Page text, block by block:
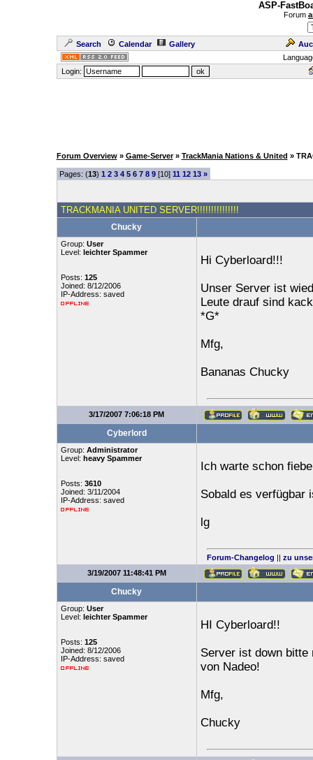
ASP-
Forum
Search Calendar Gallery
Login:
Forum Overview » Game-Server » TrackMania Nations & United »
Pages: (13) 1 2 3 4 5 6 7 8 9[10] 11 12 13 »
TRACKMANIA UNITED SERVER!!!!!!!!!!!!!!!
Chucky
Group: User
Level: leichter Spammer
Posts: 125
Joined: 8/12/2006
IP-Address: saved
Hi Cyberloard!!!
Unser Server ist
Leute drauf sind
*G*
Mfg,
Bananas Chucky
3/17/2007 7:06:18 PM
Cyberlord
Group: Administrator
Level: heavy Spammer
Posts: 3610
Joined: 3/11/2004
IP-Address: saved
Ich warte schon
Sobald es verfügbar
lg
Forum-Changelog || zu
3/19/2007 11:48:41 PM
Chucky
Group: User
Level: leichter Spammer
Posts: 125
Joined: 8/12/2006
IP-Address: saved
HI Cyberloard!!
Server ist down bitte
von Nadeo!
Mfg,
Chucky